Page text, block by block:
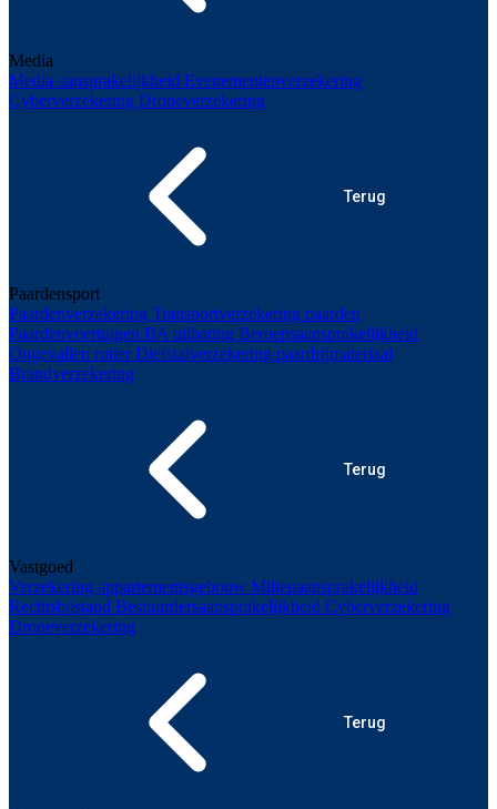
Media
Media aansprakelijkheid Evenementenverzekering
Cyberverzekering Droneverzekering
Terug
Paardensport
Paardenverzekering Transportverzekering paarden
Paardenvoertuigen BA uitbating Beroepsaansprakelijkheid
Ongevallen ruiterDiefstalverzekering paardrijmateriaal
Brandverzekering
Terug
Vastgoed
Verzekering appartementsgebouw Milieuaansprakelijkheid
Rechtsbijstand Bestuurdersaansprakelijkheid Cyberverzekering
Droneverzekering
Terug